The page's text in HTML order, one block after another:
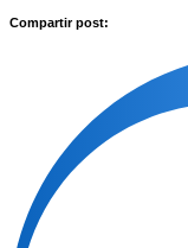
Compartir post: